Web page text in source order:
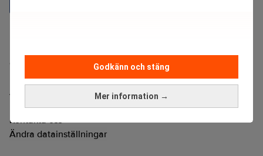
Mer information →
Godkänn och stäng
Cookiepolicy
Relevance AI-policy
Annonsera på Realtid
Pressmeddelanden
Kontakta oss
Ändra datainställningar